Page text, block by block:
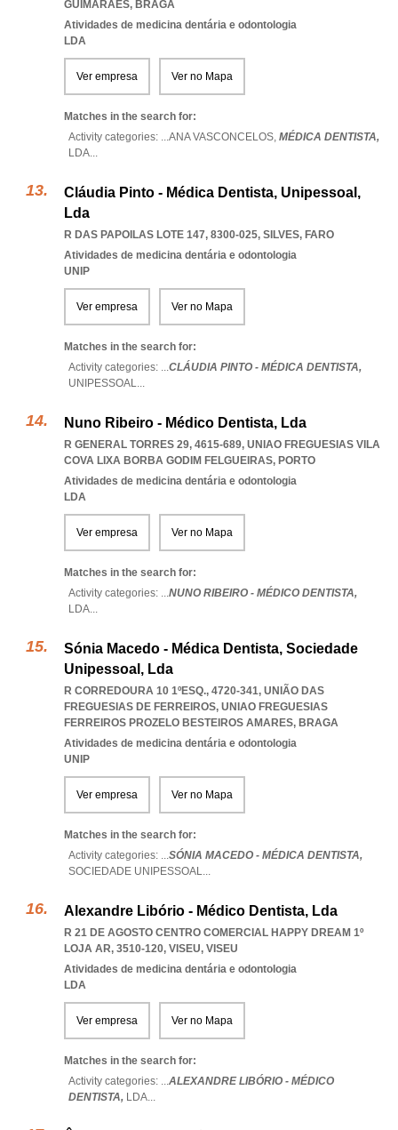
GUIMARAES, BRAGA
Atividades de medicina dentária e odontologia
LDA
Ver empresa Ver no Mapa
Matches in the search for:
Activity categories: ...ANA VASCONCELOS, MÉDICA DENTISTA,
LDA...
Cláudia Pinto - Médica Dentista, Unipessoal,
Lda
R DAS PAPOILAS LOTE 147, 8300-025, SILVES, FARO
Atividades de medicina dentária e odontologia
UNIP
Ver empresa Ver no Mapa
Matches in the search for:
Activity categories: ...CLÁUDIA PINTO - MÉDICA DENTISTA,
UNIPESSOAL...
Nuno Ribeiro - Médico Dentista, Lda
R GENERAL TORRES 29, 4615-689, UNIAO FREGUESIAS VILA
COVA LIXA BORBA GODIM FELGUEIRAS, PORTO
Atividades de medicina dentária e odontologia
LDA
Ver empresa Ver no Mapa
Matches in the search for:
Activity categories: ...NUNO RIBEIRO - MÉDICO DENTISTA,
LDA...
Sónia Macedo - Médica Dentista, Sociedade
Unipessoal, Lda
R CORREDOURA 10 1ºESQ., 4720-341, UNIÃO DAS
FREGUESIAS DE FERREIROS, UNIAO FREGUESIAS
FERREIROS PROZELO BESTEIROS AMARES, BRAGA
Atividades de medicina dentária e odontologia
UNIP
Ver empresa Ver no Mapa
Matches in the search for:
Activity categories: ...SÓNIA MACEDO - MÉDICA DENTISTA,
SOCIEDADE UNIPESSOAL...
Alexandre Libório - Médico Dentista, Lda
R 21 DE AGOSTO CENTRO COMERCIAL HAPPY DREAM 1º
LOJA AR, 3510-120, VISEU, VISEU
Atividades de medicina dentária e odontologia
LDA
Ver empresa Ver no Mapa
Matches in the search for:
Activity categories: ...ALEXANDRE LIBÓRIO - MÉDICO
DENTISTA, LDA...